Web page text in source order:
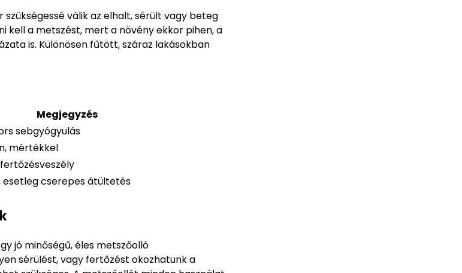
válik az elhalt, sérült vagy beteg
kell a metszést, mert a növény ekkor pihen, a
is. Különösen fűtött, száraz lakásokban
Megjegyzés
sebgyógyulás
mértékkel
esetleg cserepes átültetés
jó minőségű, éles metszőolló
sérülést, vagy fertőzést okozhatunk a